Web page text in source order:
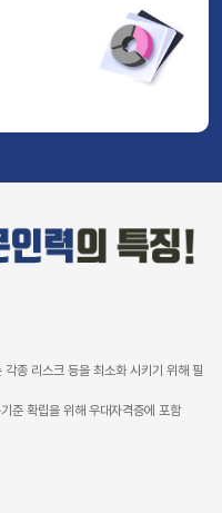
종 리스크 등을 최소화 시키기 위해 필
준 확립을 위해 우대자격증에 포함